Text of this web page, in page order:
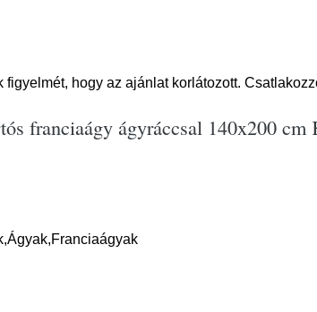
hogy az ajánlat korlátozott.
franciaágy ágyráccsal 140x200